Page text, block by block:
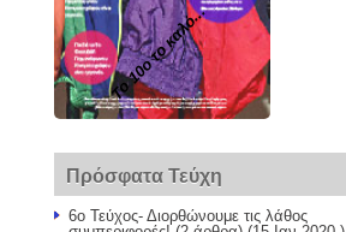
Το 10ο το καλό...
Πρόσφατα Τεύχη
6ο Τεύχος- Διορθώνουμε τις λάθος